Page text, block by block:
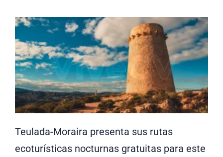
Teulada-Moraira presenta sus rutas
ecoturísticas nocturnas gratuitas para este